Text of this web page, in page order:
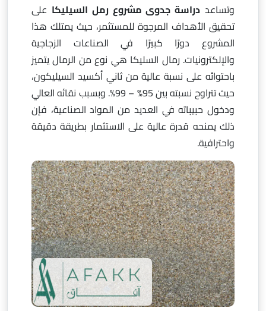
وتساعد دراسة جدوى مشروع رمل السيليكا على
تحقيق الأهداف المرجوة للمستثمر، حيث يمتلك هذا
المشروع دورًا كبيرًا في الصناعات الزجاجية
والإلكترونيات. رمال السليكا هي نوع من الرمال يتميز
باحتوائه على نسبة عالية من ثاني أكسيد السيليكون،
حيث تتراوح نسبته بين 95% – 99%. وبسبب نقائه العالي
ودخول حبيباته في العديد من المواد الصناعية، فإن
ذلك يمنحه قدرة عالية على الاستثمار بطريقة دقيقة
واحترافية.